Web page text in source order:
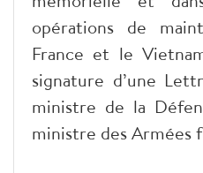
opérations de
France et le
signature d’une
ministre de la
ministre des Armées